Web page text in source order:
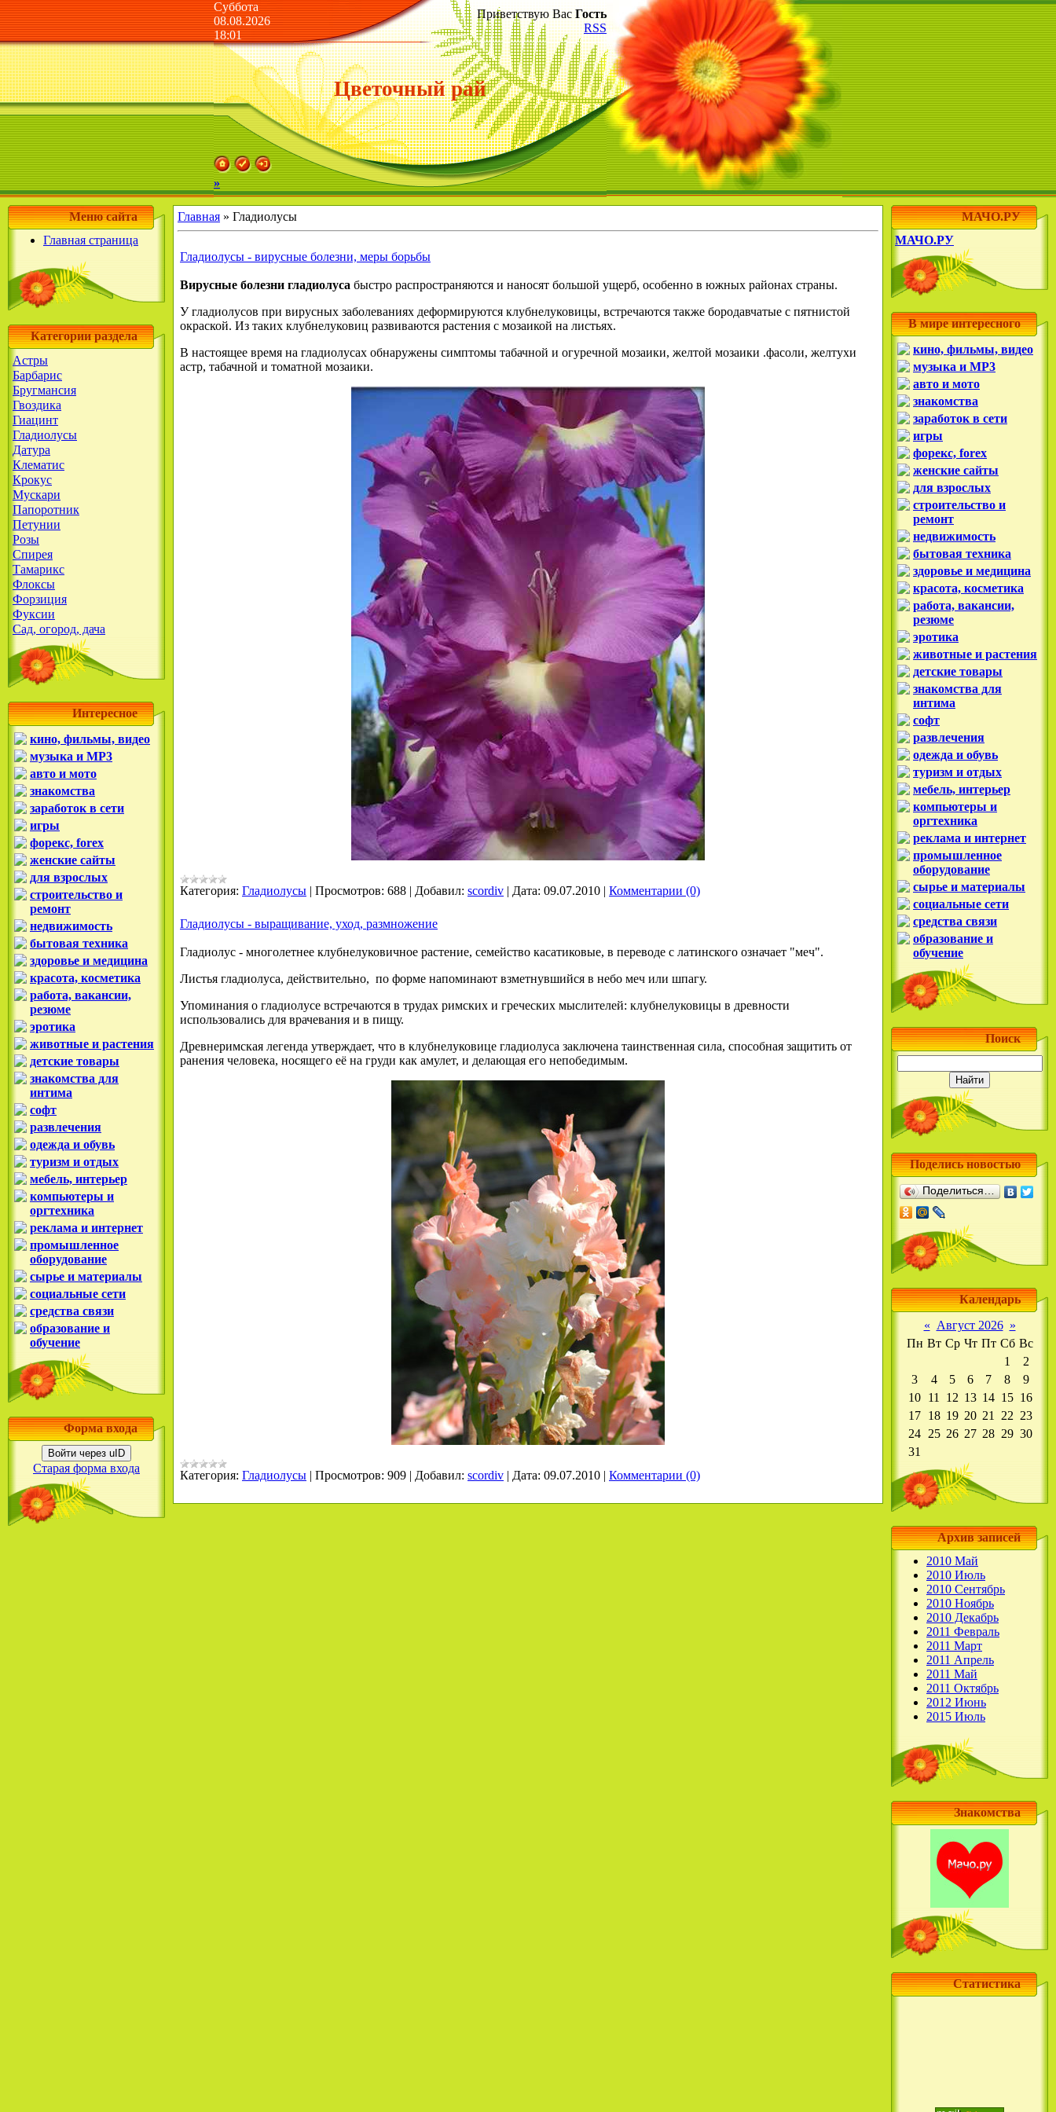
Суббота
08.08.2026
18:01
Приветствую Вас Гость
RSS
Цветочный рай
»
Меню сайта
Главная страница
Категории раздела
Астры
Барбарис
Бругмансия
Гвоздика
Гиацинт
Гладиолусы
Датура
Клематис
Крокус
Мускари
Папоротник
Петунии
Розы
Спирея
Тамарикс
Флоксы
Форзиция
Фуксии
Сад, огород, дача
Интересное
кино, фильмы, видео
музыка и MP3
авто и мото
знакомства
заработок в сети
игры
форекс, forex
женские сайты
для взрослых
строительство и
ремонт
недвижимость
бытовая техника
здоровье и медицина
красота, косметика
работа, вакансии,
резюме
эротика
животные и растения
детские товары
знакомства для
интима
софт
развлечения
одежда и обувь
туризм и отдых
мебель, интерьер
компьютеры и
оргтехника
реклама и интернет
промышленное
оборудование
сырье и материалы
социальные сети
средства связи
образование и
обучение
Форма входа
Войти через uID
Старая форма входа
Главная » Гладиолусы
Гладиолусы - вирусные болезни, меры борьбы
Вирусные болезни гладиолуса быстро распространяются и наносят большой ущерб, особенно в южных районах страны.
У гладиолусов при вирусных заболеваниях деформируются клубнелуковицы, встречаются также бородавчатые с пятнистой
окраской. Из таких клубнелуковиц развиваются растения с мозаикой на листьях.
В настоящее время на гладиолусах обнаружены симптомы табачной и огуречной мозаики, желтой мозаики .фасоли, желтухи
астр, табачной и томатной мозаики.
Категория: Гладиолусы | Просмотров: 688 | Добавил: scordiv | Дата: 09.07.2010 | Комментарии (0)
Гладиолусы - выращивание, уход, размножение
Гладиолус - многолетнее клубнелуковичное растение, семейство касатиковые, в переводе с латинского означает "меч".
Листья гладиолуса, действительно, по форме напоминают взметнувшийся в небо меч или шпагу.
Упоминания о гладиолусе встречаются в трудах римских и греческих мыслителей: клубнелуковицы в древности
использовались для врачевания и в пищу.
Древнеримская легенда утверждает, что в клубнелуковице гладиолуса заключена таинственная сила, способная защитить от
ранения человека, носящего её на груди как амулет, и делающая его непобедимым.
Категория: Гладиолусы | Просмотров: 909 | Добавил: scordiv | Дата: 09.07.2010 | Комментарии (0)
МАЧО.РУ
МАЧО.РУ
В мире интересного
кино, фильмы, видео
музыка и MP3
авто и мото
знакомства
заработок в сети
игры
форекс, forex
женские сайты
для взрослых
строительство и
ремонт
недвижимость
бытовая техника
здоровье и медицина
красота, косметика
работа, вакансии,
резюме
эротика
животные и растения
детские товары
знакомства для
интима
софт
развлечения
одежда и обувь
туризм и отдых
мебель, интерьер
компьютеры и
оргтехника
реклама и интернет
промышленное
оборудование
сырье и материалы
социальные сети
средства связи
образование и
обучение
Поиск
Поделись новостью
Поделиться…
Календарь
« Август 2026 »
Пн Вт Ср Чт Пт Сб Вс
1
2
3
4 5 6 7 8
9
10 11 12 13 14 15 16
17 18 19 20 21 22 23
24 25 26 27 28 29 30
31
Архив записей
2010 Май
2010 Июль
2010 Сентябрь
2010 Ноябрь
2010 Декабрь
2011 Февраль
2011 Март
2011 Апрель
2011 Май
2011 Октябрь
2012 Июнь
2015 Июль
Знакомства
Статистика